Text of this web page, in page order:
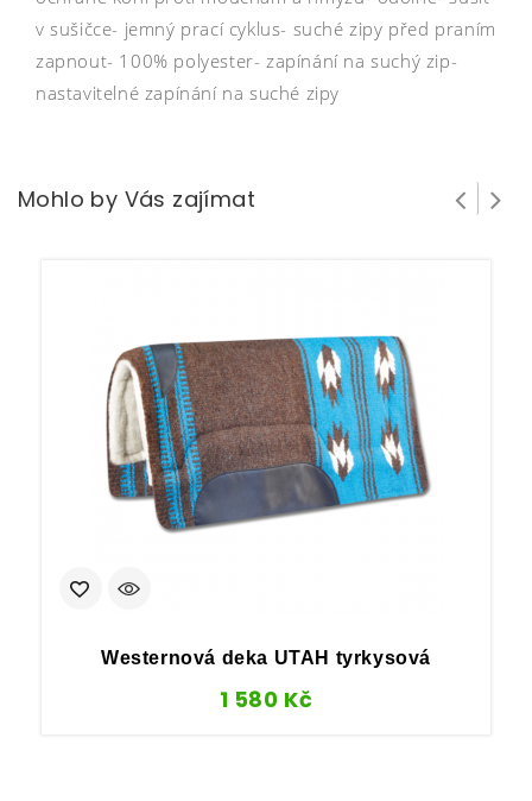
v sušičce- jemný prací cyklus- suché zipy před praním
zapnout- 100% polyester- zapínání na suchý zip-
nastavitelné zapínání na suché zipy
Mohlo by Vás zajímat
Westernová deka UTAH tyrkysová
1 580 Kč